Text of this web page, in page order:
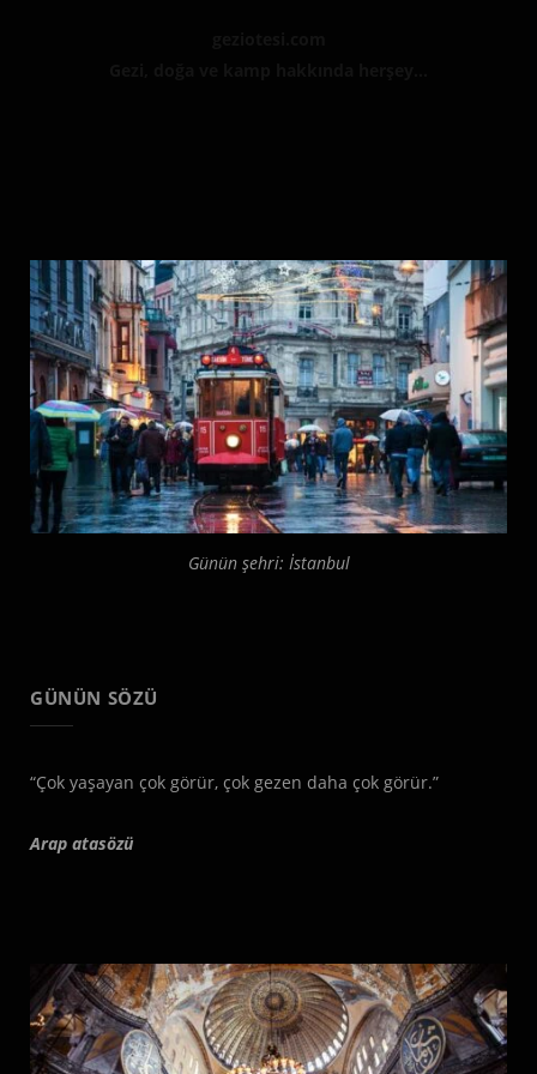
Günün şehri: İstanbul
GÜNÜN SÖZÜ
“Çok yaşayan çok görür, çok gezen daha çok görür.”
Arap atasözü